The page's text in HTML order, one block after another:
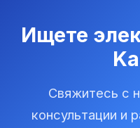
Ищете
Свяжитесь с
консультации и